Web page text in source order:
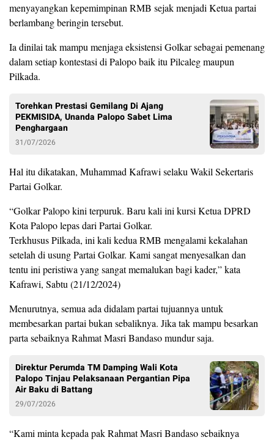
menyayangkan kepemimpinan RMB sejak menjadi Ketua partai
berlambang beringin tersebut.
Ia dinilai tak mampu menjaga eksistensi Golkar sebagai pemenang
dalam setiap kontestasi di Palopo baik itu Pilcaleg maupun
Pilkada.
Torehkan Prestasi Gemilang Di Ajang
PEKMISIDA, Unanda Palopo Sabet Lima
Penghargaan
31/07/2026
Hal itu dikatakan, Muhammad Kafrawi selaku Wakil Sekertaris
Partai Golkar.
“Golkar Palopo kini terpuruk. Baru kali ini kursi Ketua DPRD
Kota Palopo lepas dari Partai Golkar.
Terkhusus Pilkada, ini kali kedua RMB mengalami kekalahan
setelah di usung Partai Golkar. Kami sangat menyesalkan dan
tentu ini peristiwa yang sangat memalukan bagi kader,” kata
Kafrawi, Sabtu (21/12/2024)
Menurutnya, semua ada didalam partai tujuannya untuk
membesarkan partai bukan sebaliknya. Jika tak mampu besarkan
parta sebaiknya Rahmat Masri Bandaso mundur saja.
Direktur Perumda TM Damping Wali Kota
Palopo Tinjau Pelaksanaan Pergantian Pipa
Air Baku di Battang
29/07/2026
“Kami minta kepada pak Rahmat Masri Bandaso sebaiknya